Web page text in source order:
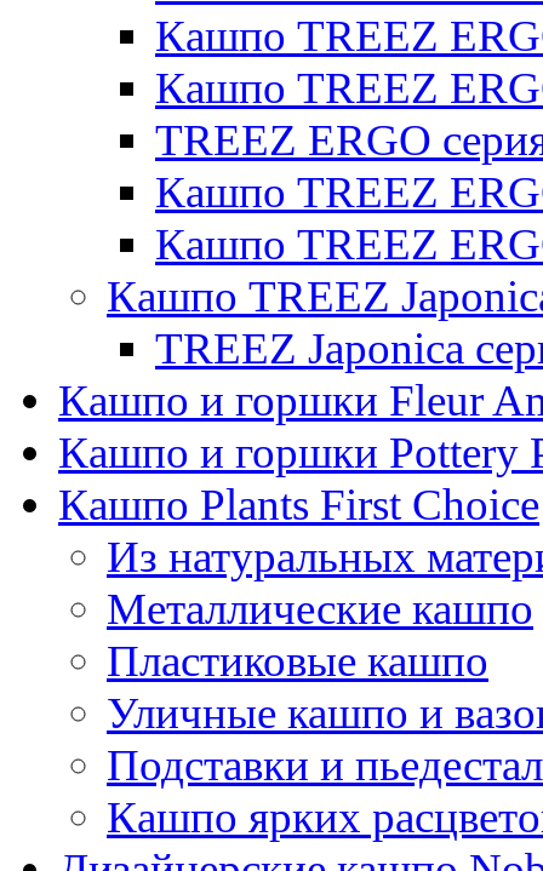
Кашпо TREEZ
Кашпо TREEZ
TREEZ ERGO
Кашпо TREEZ
Кашпо TREEZ
Кашпо TREEZ
TREEZ Japonica
Кашпо и горшки Fleur
Кашпо и горшки Pottery
Кашпо Plants First Choice
Из натуральных
Металлические кашпо
Пластиковые кашпо
Уличные кашпо и
Подставки и
Кашпо ярких